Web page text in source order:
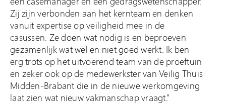
Zij zijn verbonden aan het kernteam en denken
vanuit expertise op veiligheid mee in de
casussen. Ze doen wat nodig is en beproeven
gezamenlijk wat wel en niet goed werkt. Ik ben
erg trots op het uitvoerend team van de proeftuin
en zeker ook op de medewerkster van Veilig Thuis
Midden-Brabant die in de nieuwe werkomgeving
laat zien wat nieuw vakmanschap vraagt.”